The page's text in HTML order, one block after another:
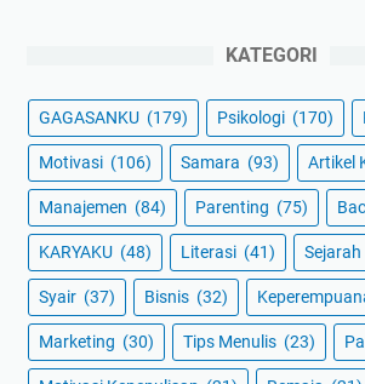
KATEGORI
GAGASANKU (179) Psikologi (170)
Motivasi (106) Samara (93) Artikel
Manajemen (84) Parenting (75)
KARYAKU (48) Literasi (41) Sejarah
Syair (37) Bisnis (32)
Marketing (30) Tips Menulis (23)